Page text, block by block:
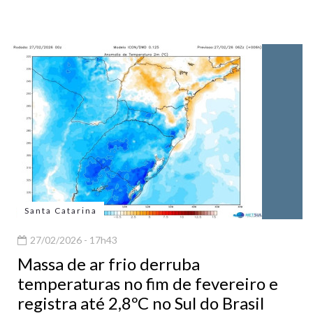
Santa Catarina
27/02/2026 - 17h43
Massa de ar frio derruba
temperaturas no fim de fevereiro e
registra até 2,8ºC no Sul do Brasil